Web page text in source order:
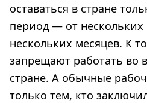
оставаться в стране
период — от нескольких
нескольких месяцев. К
запрещают работать во
стране. А обычные
только тем, кто